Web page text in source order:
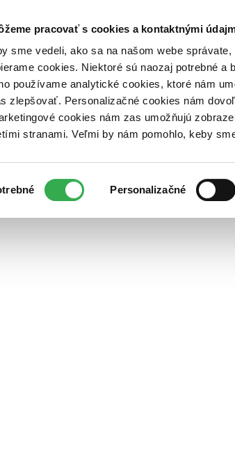
pracovať s cookies a kontaktnými
sme vedeli, ako sa na našom webe
cookies. Niektoré sú naozaj potrebné a
používame analytické cookies, ktoré nám
zlepšovať. Personalizačné cookies nám
cookies nám zas umožňujú
stranami. Veľmi by nám pomohlo, keby
Personalizačné
Kontakt